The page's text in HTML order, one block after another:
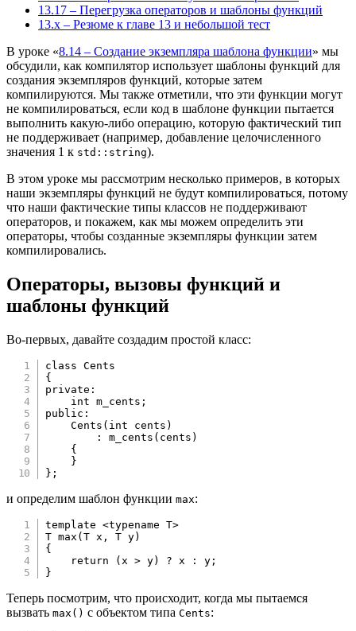
13.17 – Перегрузка операторов и шаблоны функций
13.x – Резюме к главе 13 и небольшой тест
В уроке «8.14 – Создание экземпляра шаблона функции» мы
обсудили, как компилятор использует шаблоны функций для
создания экземпляров функций, которые затем
компилируются. Мы также отметили, что эти функции могут
не компилироваться, если код в шаблоне функции пытается
выполнить какую-либо операцию, которую фактический тип
не поддерживает (например, добавление целочисленного
значения 1 к std::string).
В этом уроке мы рассмотрим несколько примеров, в которых
наши экземпляры функций не будут компилироваться, потому
что наши фактические типы классов не поддерживают
операторов, и покажем, как мы можем определить эти
операторы, чтобы созданные экземпляры функции затем
компилировались.
Операторы, вызовы функций и
шаблоны функций
Во-первых, давайте создадим простой класс:
class
Cents
{
private :
int m_cents ;
public :
Cents ( int cents )
:
m_cents ( cents )
{
}
} ;
и определим шаблон функции max:
template <typename T>
T max (T x , T y)
{
return
( x > y) ? x : y ;
}
Теперь посмотрим, что происходит, когда мы пытаемся
вызвать max() с объектом типа Cents: